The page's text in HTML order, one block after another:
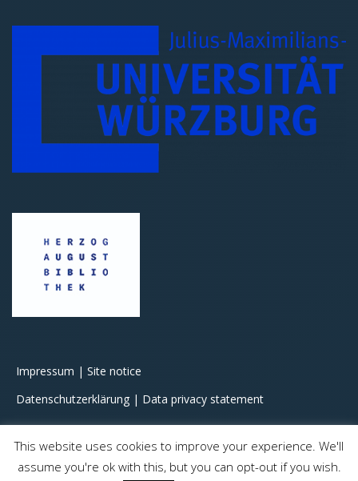
Impressum | Site notice
Datenschutzerklärung | Data privacy statement
This website uses cookies to improve your experience. We'll
assume you're ok with this, but you can opt-out if you wish.